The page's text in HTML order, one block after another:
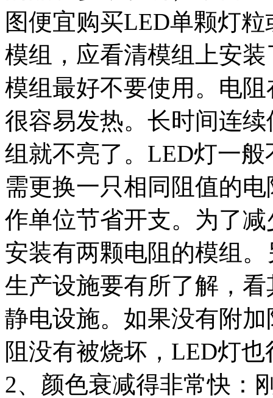
图便宜购买LED单颗灯
模组，应看清模组上安
模组最好不要使用。电
很容易发热。长时间连
组就不亮了。LED灯一
需更换一只相同阻值的
作单位节省开支。为了
安装有两颗电阻的模组
生产设施要有所了解，
静电设施。如果没有附
阻没有被烧坏，LED灯
2、颜色衰减得非常快：